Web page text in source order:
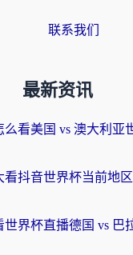
联系我们
最新资讯